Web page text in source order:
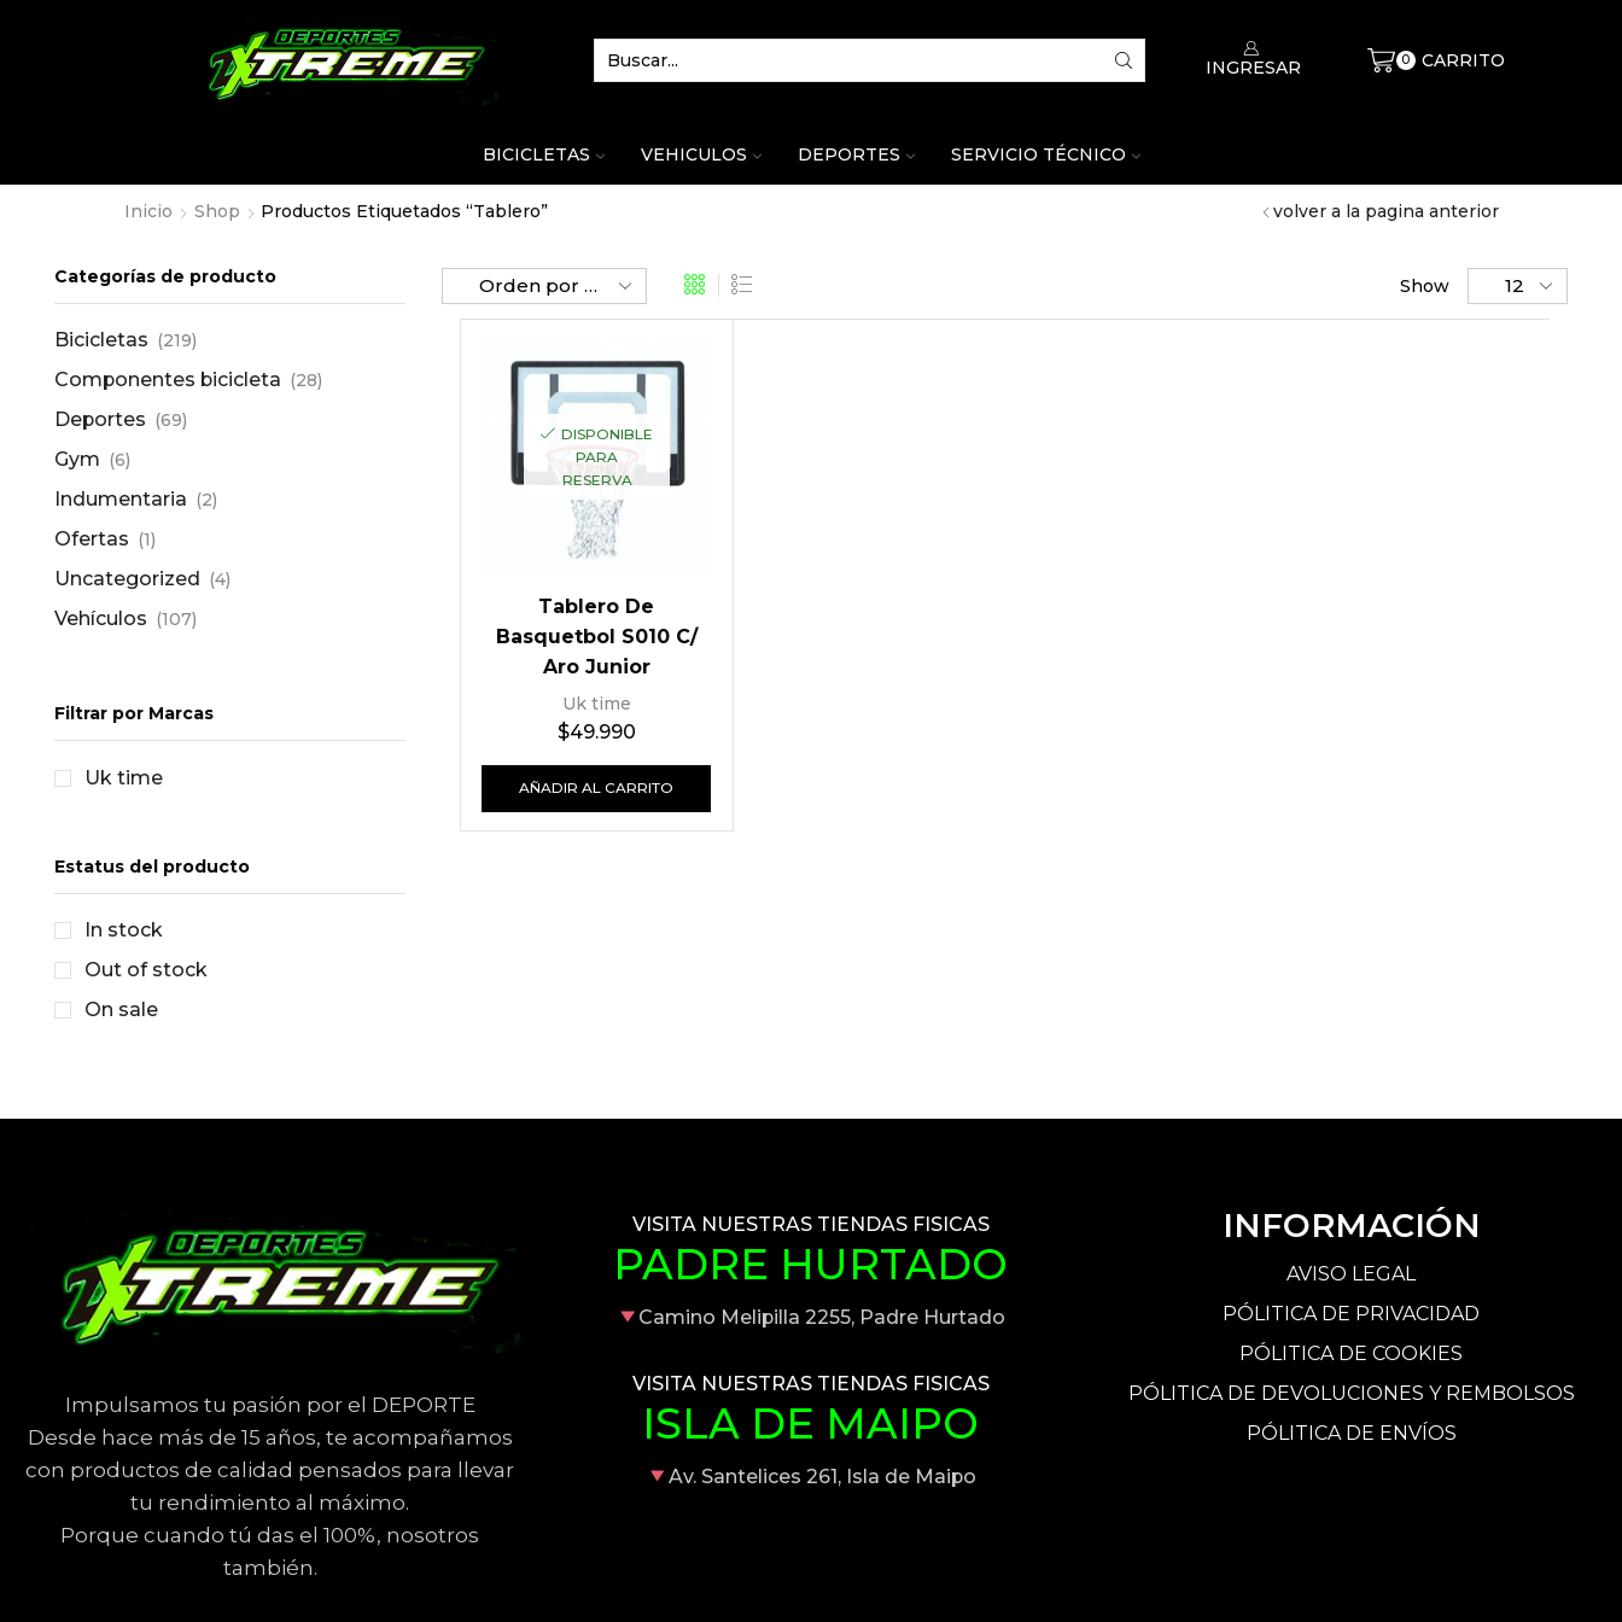
INGRESAR 0 CARRITO
BICICLETAS VEHICULOS DEPORTES SERVICIO TÉCNICO
Inicio Shop Productos Etiquetados “tablero” volver a la pagina anterior
Show
DISPONIBLE
PARA
RESERVA
Tablero De
Basquetbol S010 C/
Aro Junior
Uk time
$49.990
AÑADIR AL CARRITO
Categorías de producto
Bicicletas (219)
Componentes bicicleta (28)
Deportes (69)
Gym (6)
Indumentaria (2)
Ofertas (1)
Uncategorized (4)
Vehículos (107)
Filtrar por Marcas
Uk time
Estatus del producto
In stock
Out of stock
On sale
Impulsamos tu pasión por el DEPORTE
Desde hace más de 15 años, te acompañamos
con productos de calidad pensados para llevar
tu rendimiento al máximo.
Porque cuando tú das el 100%, nosotros
también.
VISITA NUESTRAS TIENDAS FISICAS
PADRE HURTADO
Camino Melipilla 2255, Padre Hurtado
VISITA NUESTRAS TIENDAS FISICAS
ISLA DE MAIPO
Av. Santelices 261, Isla de Maipo
INFORMACIÓN
AVISO LEGAL
PÓLITICA DE PRIVACIDAD
PÓLITICA DE COOKIES
PÓLITICA DE DEVOLUCIONES Y REMBOLSOS
PÓLITICA DE ENVÍOS